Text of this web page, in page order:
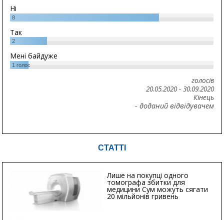
Ні
8
Так
2
Мені байдуже
1 голос
голосів
20.05.2020- 30.09.2020
Кінець
- доданий відвідувачем
СТАТТІ
Лише на покупці одного
томографа збитки для
медицини Сум можуть сягати
20 мільйонів гривень